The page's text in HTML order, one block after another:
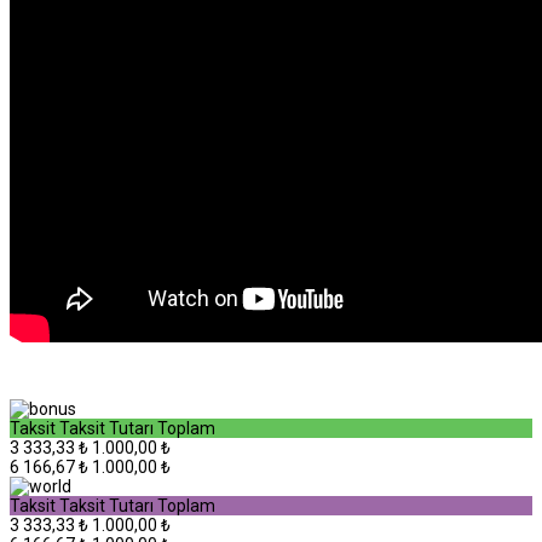
TaksitTaksit Tutarı Toplam
3 333,33 ₺ 1.000,00 ₺
6 166,67 ₺ 1.000,00 ₺
TaksitTaksit Tutarı Toplam
3 333,33 ₺ 1.000,00 ₺